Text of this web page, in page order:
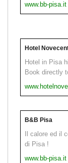
www.bb-pisa.it
Hotel
Hotel in Pisa
Book directly
B&B Pisa
Il calore ed il
di Pisa !
www.bb-pisa.it